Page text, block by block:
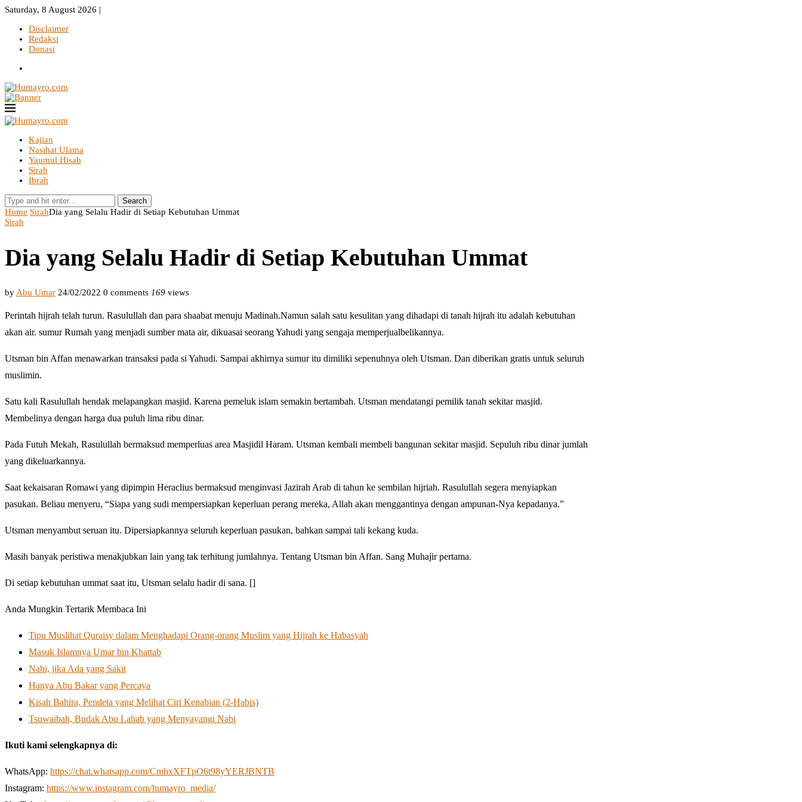
Saturday, 8 August 2026 |
Disclaimer
Redaksi
Donasi
Kajian
Nasihat Ulama
Yaumul Hisab
Sirah
Ibrah
Search
Home SirahDia yang Selalu Hadir di Setiap Kebutuhan Ummat
Sirah
Dia yang Selalu Hadir di Setiap Kebutuhan Ummat
by Abu Umar 24/02/2022 0 comments 169 views
Perintah hijrah telah turun. Rasulullah dan para shaabat menuju Madinah.Namun salah satu kesulitan yang dihadapi di tanah hijrah itu adalah kebutuhan
akan air. sumur Rumah yang menjadi sumber mata air, dikuasai seorang Yahudi yang sengaja memperjualbelikannya.
Utsman bin Affan menawarkan transaksi pada si Yahudi. Sampai akhirnya sumur itu dimiliki sepenuhnya oleh Utsman. Dan diberikan gratis untuk seluruh
muslimin.
Satu kali Rasulullah hendak melapangkan masjid. Karena pemeluk islam semakin bertambah. Utsman mendatangi pemilik tanah sekitar masjid.
Membelinya dengan harga dua puluh lima ribu dinar.
Pada Futuh Mekah, Rasulullah bermaksud memperluas area Masjidil Haram. Utsman kembali membeli bangunan sekitar masjid. Sepuluh ribu dinar jumlah
yang dikeluarkannya.
Saat kekaisaran Romawi yang dipimpin Heraclius bermaksud menginvasi Jazirah Arab di tahun ke sembilan hijriah. Rasulullah segera menyiapkan
pasukan. Beliau menyeru, “Siapa yang sudi mempersiapkan keperluan perang mereka, Allah akan menggantinya dengan ampunan-Nya kepadanya.”
Utsman menyambut seruan itu. Dipersiapkannya seluruh keperluan pasukan, bahkan sampai tali kekang kuda.
Masih banyak peristiwa menakjubkan lain yang tak terhitung jumlahnya. Tentang Utsman bin Affan. Sang Muhajir pertama.
Di setiap kebutuhan ummat saat itu, Utsman selalu hadir di sana. []
Anda Mungkin Tertarik Membaca Ini
Tipu Muslihat Quraisy dalam Menghadapi Orang-orang Muslim yang Hijrah ke Habasyah
Masuk Islamnya Umar bin Khattab
Nabi, jika Ada yang Sakit
Hanya Abu Bakar yang Percaya
Kisah Bahira, Pendeta yang Melihat Ciri Kenabian (2-Habis)
Tsuwaibah, Budak Abu Lahab yang Menyayangi Nabi
Ikuti kami selengkapnya di:
WhatsApp: https://chat.whatsapp.com/CmhxXFTpO6t98yYERJBNTB
Instagram: https://www.instagram.com/humayro_media/